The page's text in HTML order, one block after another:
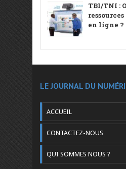
TBI/TNI :
en ligne ?
LE JOURNAL DU
ACCUEIL
CONTACTEZ-NOUS
QUI SOMMES NOUS ?